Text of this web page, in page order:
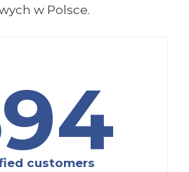
w Polsce.
customers